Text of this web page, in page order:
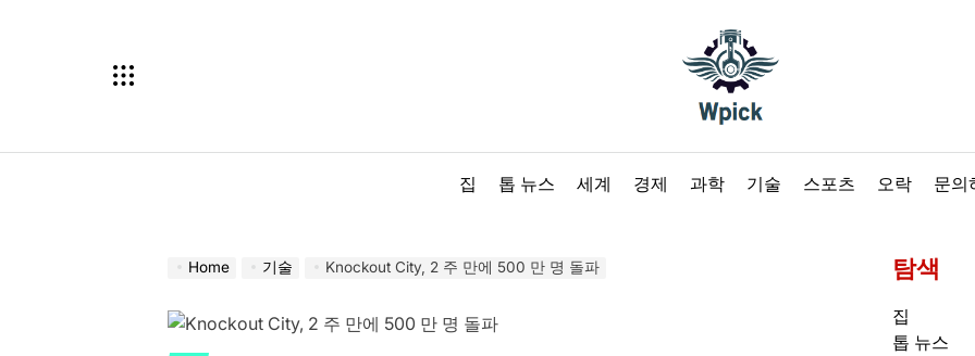
집
톱 뉴스 세계 경제 과학 기술 스포츠 오락 문의
Home 기술 Knockout City, 2 주 만에 500 만 명 돌파 탐색
집
톱 뉴스